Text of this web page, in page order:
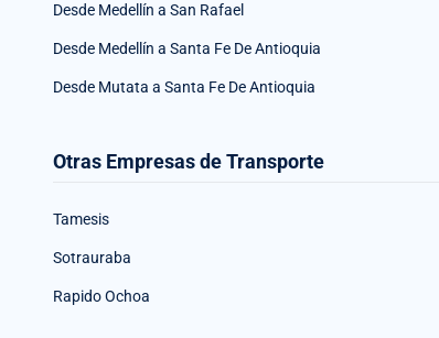
Desde Medellín a San Rafael
Desde Medellín a Santa Fe De Antioquia
Desde Mutata a Santa Fe De Antioquia
Otras Empresas de Transporte
Tamesis
Sotrauraba
Rapido Ochoa